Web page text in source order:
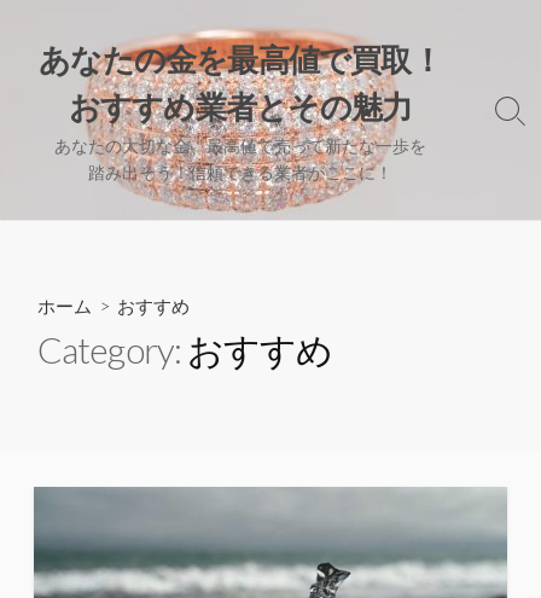
キ
あなたの金を最高値で買取！
おすすめ業者とその魅力
あなたの大切な金、最高値で売って新たな一歩を
踏み出そう！信頼できる業者がここに！
検
ホーム > おすすめ
Category: おすすめ